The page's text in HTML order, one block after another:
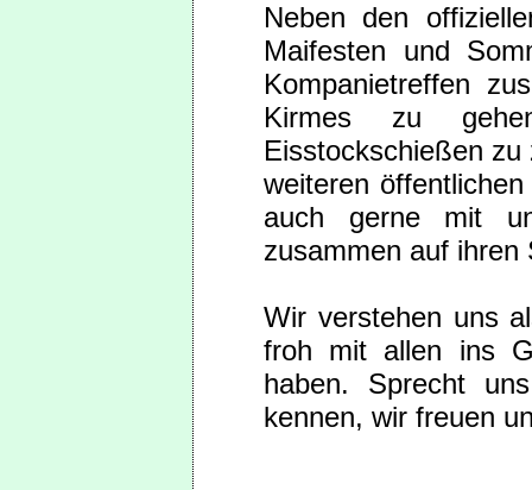
Neben den
Maifesten und
Kompanietreffen
Kirmes zu
Eisstockschießen
weiteren
auch gerne mit
zusammen auf ihren
Wir verstehen uns
froh mit allen ins
haben. Sprecht
kennen, wir freuen